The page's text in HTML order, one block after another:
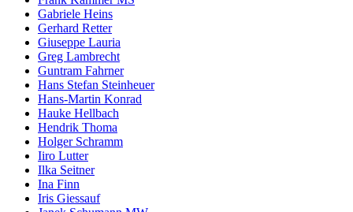
Gabriele Heins
Gerhard Retter
Giuseppe Lauria
Greg Lambrecht
Guntram Fahrner
Hans Stefan Steinheuer
Hans-Martin Konrad
Hauke Hellbach
Hendrik Thoma
Holger Schramm
Iiro Lutter
Ilka Seitner
Ina Finn
Iris Giessauf